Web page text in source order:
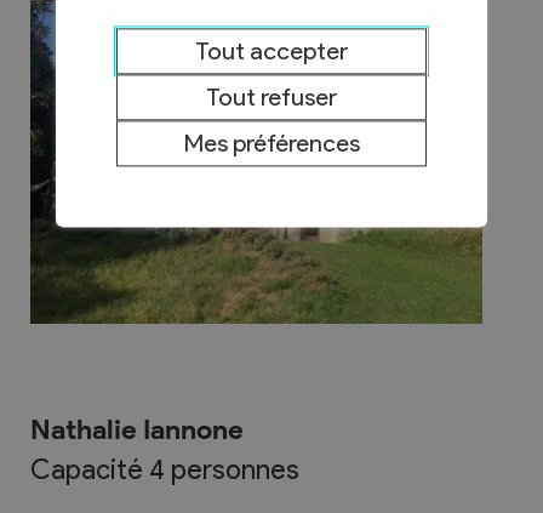
Nathalie Iannone
Capacité 4 personnes
Tout accepter
Tout refuser
Mes préférences